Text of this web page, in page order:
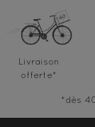
Livraison
offerte*
*dès